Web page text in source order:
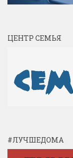
ЦЕНТР СЕМЬЯ
#ЛУЧШЕДОМА